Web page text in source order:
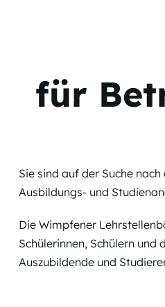
für
Sie sind auf der Suche
Ausbildungs- und
Die Wimpfener
Schülerinnen, Schülern
Auszubildende und